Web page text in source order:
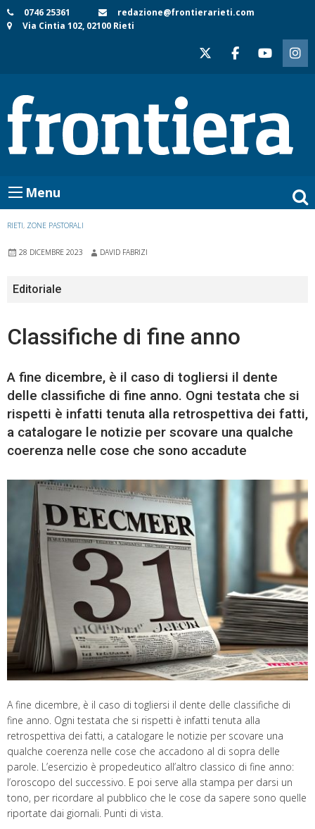
Skip
to
0746 25361
redazione@frontierarieti.com
Via Cintia 102, 02100 Rieti
Menu
RIETI, ZONE PASTORALI
28 DICEMBRE 2023 DAVID FABRIZI
Editoriale
Classifiche di fine anno
A fine dicembre, è il caso di togliersi il dente
delle classifiche di fine anno. Ogni testata che si
rispetti è infatti tenuta alla retrospettiva dei fatti,
a catalogare le notizie per scovare una qualche
coerenza nelle cose che sono accadute
A fine dicembre, è il caso di togliersi il dente delle classifiche di
fine anno. Ogni testata che si rispetti è infatti tenuta alla
retrospettiva dei fatti, a catalogare le notizie per scovare una
qualche coerenza nelle cose che accadono al di sopra delle
parole. L’esercizio è propedeutico all’altro classico di fine anno:
l’oroscopo del successivo. E poi serve alla stampa per darsi un
tono, per ricordare al pubblico che le cose da sapere sono quelle
riportate dai giornali. Punti di vista.